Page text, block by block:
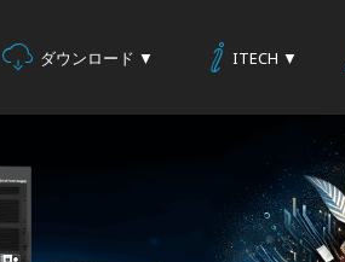
ダウンロード ▼ ITECH ▼